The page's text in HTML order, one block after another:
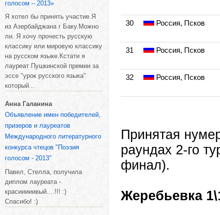
голосом – 2013»
Я хотел бы принять участие.Я
из Азербайджана г Баку.Можно
ли. Я хочу прочесть русскую
классику или мировую классику
на русском языке.Кстати я
лауреат Пушкинской премии за
эссе "урок русского языка"
который...
Анна Галанина
Объявление имен победителей,
призеров и лауреатов
Международного литературного
конкурса чтецов "Поэзия
голосом - 2013"
Павел, Стелла, получила
диплом лауреата -
красииииивый....!!! :)
Спасибо! :)
30 Россия, Псков
31 Россия, Псков
32 Россия, Псков
Принятая
раундах 2-го
финал).
Жеребьевка